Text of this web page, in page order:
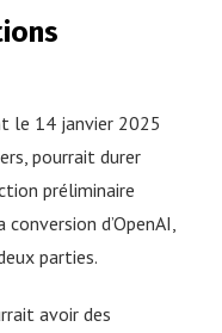
le 14 janvier 2025
pourrait durer
préliminaire
d’OpenAI,
parties.
avoir des